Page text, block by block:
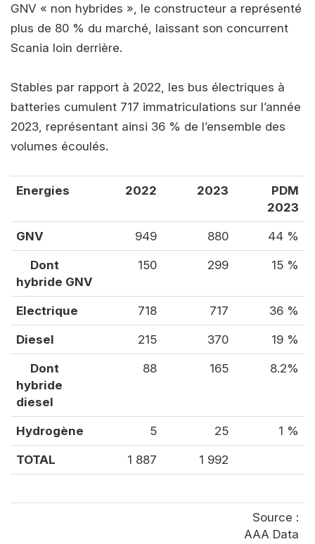
GNV « non hybrides », le constructeur a représenté
plus de 80 % du marché, laissant son concurrent
Scania loin derrière.
Stables par rapport à 2022, les bus électriques à
batteries cumulent 717 immatriculations sur l’année
2023, représentant ainsi 36 % de l’ensemble des
volumes écoulés.
Energies 2022 2023
PDM
2023
GNV 949 880 44 %
Dont
hybride GNV
150 299 15 %
Electrique 718 717 36 %
Diesel 215 370 19 %
Dont
hybride
diesel
88 165 8.2%
Hydrogène 5 25 1 %
TOTAL 1 887 1 992
Source :
AAA Data